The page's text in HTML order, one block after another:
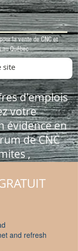
la vente de CNC et
au Québec
d'emplois
votre
évidence en
de CNC
,
and refresh